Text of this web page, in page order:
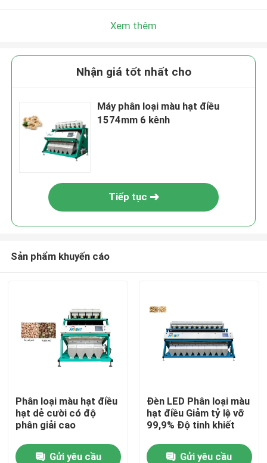
Trang Chủ
Xem thêm
Nhận giá tốt nhất cho
Máy phân loại màu hạt điều
1574mm 6 kênh
Tiếp tục
Sản phẩm khuyến cáo
Phân loại màu hạt điều
hạt dẻ cười có độ
phân giải cao
Gửi yêu cầu
Đèn LED Phân loại màu
hạt điều Giảm tỷ lệ vỡ
99,9% Độ tinh khiết
Gửi yêu cầu